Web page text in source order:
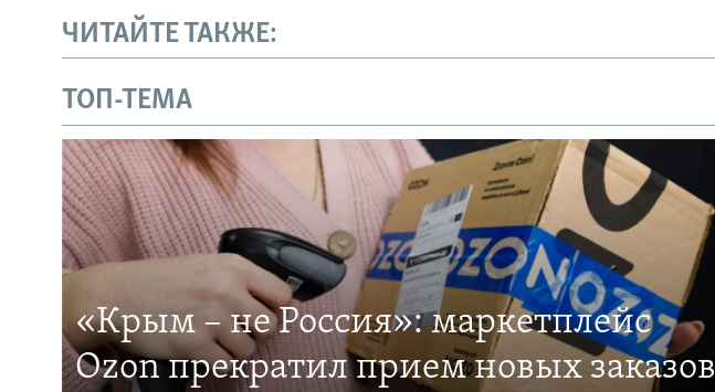
ЧИТАЙТЕ ТАКЖЕ:
ТОП-ТЕМА
«Крым – не Россия»: маркетплейс
Ozon прекратил прием новых заказов